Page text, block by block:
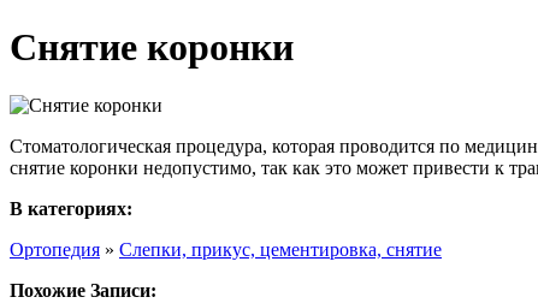
Снятие коронки
Стоматологическая процедура, которая проводится по
снятие коронки недопустимо, так как это может привести к
В категориях:
Ортопедия » Слепки, прикус, цементировка, снятие
Похожие Записи: